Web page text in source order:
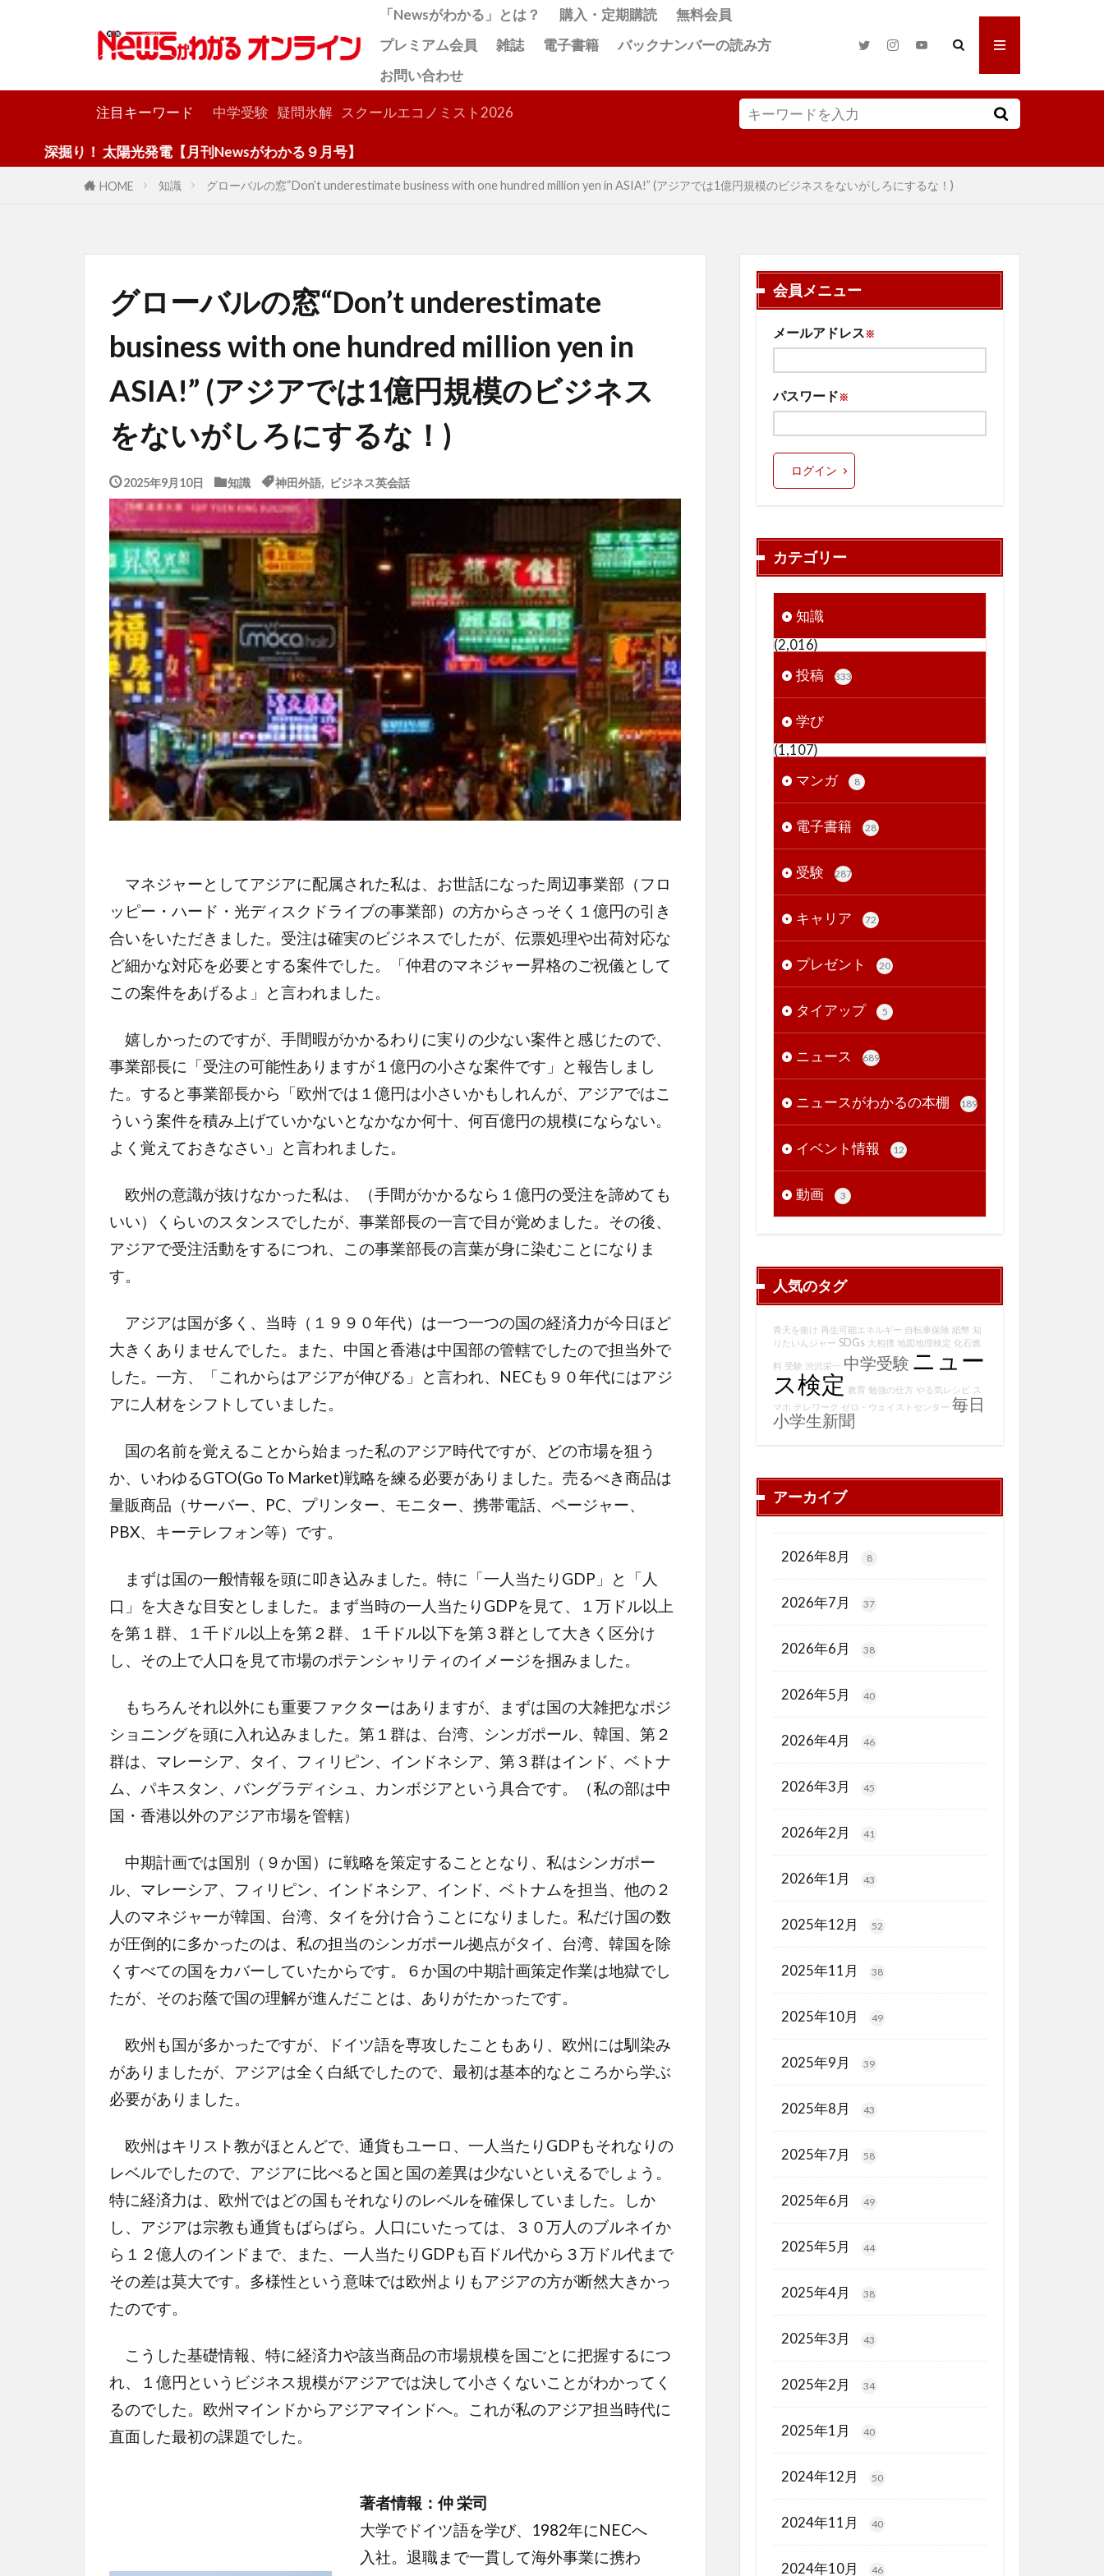
「Newsがわかる」とは？ 購入・定期購読
無料会員
プレミアム会員
雑誌 電子書籍
バックナンバーの読み方
お問い合わせ
注目キーワード 中学受験 疑問氷解 スクールエコノミスト2026
太陽光発電【月刊Newsがわかる９月号】
HOME 知識 グローバルの窓“Don’t underestimate business with one hundred million yen in ASIA!” (アジアでは1億円規模のビジネスをないがしろにするな！)
グローバルの窓“Don’t underestimate
business with one hundred million yen in
ASIA!” (アジアでは1億円規模のビジネス
をないがしろにするな！)
2025年9月10日 知識 神田外語, ビジネス英会話
マネジャーとしてアジアに配属された私は、お世話になった周辺事業部（フロ
ッピー・ハード・光ディスクドライブの事業部）の方からさっそく１億円の引き
合いをいただきました。受注は確実のビジネスでしたが、伝票処理や出荷対応な
ど細かな対応を必要とする案件でした。「仲君のマネジャー昇格のご祝儀として
この案件をあげるよ」と言われました。
嬉しかったのですが、手間暇がかかるわりに実りの少ない案件と感じたので、
事業部長に「受注の可能性ありますが１億円の小さな案件です」と報告しまし
た。すると事業部長から「欧州では１億円は小さいかもしれんが、アジアではこ
ういう案件を積み上げていかないとなかなか何十、何百億円の規模にならない。
よく覚えておきなさい」と言われました。
欧州の意識が抜けなかった私は、（手間がかかるなら１億円の受注を諦めても
いい）くらいのスタンスでしたが、事業部長の一言で目が覚めました。その後、
アジアで受注活動をするにつれ、この事業部長の言葉が身に染むことになりま
す。
アジアは国が多く、当時（１９９０年代）は一つ一つの国の経済力が今日ほど
大きくありませんでした。また、中国と香港は中国部の管轄でしたので担当外で
した。一方、「これからはアジアが伸びる」と言われ、NECも９０年代にはアジ
アに人材をシフトしていました。
国の名前を覚えることから始まった私のアジア時代ですが、どの市場を狙う
か、いわゆるGTO(Go To Market)戦略を練る必要がありました。売るべき商品は
量販商品（サーバー、PC、プリンター、モニター、携帯電話、ページャー、
PBX、キーテレフォン等）です。
まずは国の一般情報を頭に叩き込みました。特に「一人当たりGDP」と「人
口」を大きな目安としました。まず当時の一人当たりGDPを見て、１万ドル以上
を第１群、１千ドル以上を第２群、１千ドル以下を第３群として大きく区分け
し、その上で人口を見て市場のポテンシャリティのイメージを掴みました。
もちろんそれ以外にも重要ファクターはありますが、まずは国の大雑把なポジ
ショニングを頭に入れ込みました。第１群は、台湾、シンガポール、韓国、第２
群は、マレーシア、タイ、フィリピン、インドネシア、第３群はインド、ベトナ
ム、パキスタン、バングラディシュ、カンボジアという具合です。（私の部は中
国・香港以外のアジア市場を管轄）
中期計画では国別（９か国）に戦略を策定することとなり、私はシンガポー
ル、マレーシア、フィリピン、インドネシア、インド、ベトナムを担当、他の２
人のマネジャーが韓国、台湾、タイを分け合うことになりました。私だけ国の数
が圧倒的に多かったのは、私の担当のシンガポール拠点がタイ、台湾、韓国を除
くすべての国をカバーしていたからです。６か国の中期計画策定作業は地獄でし
たが、そのお蔭で国の理解が進んだことは、ありがたかったです。
欧州も国が多かったですが、ドイツ語を専攻したこともあり、欧州には馴染み
がありましたが、アジアは全く白紙でしたので、最初は基本的なところから学ぶ
必要がありました。
欧州はキリスト教がほとんどで、通貨もユーロ、一人当たりGDPもそれなりの
レベルでしたので、アジアに比べると国と国の差異は少ないといえるでしょう。
特に経済力は、欧州ではどの国もそれなりのレベルを確保していました。しか
し、アジアは宗教も通貨もばらばら。人口にいたっては、３０万人のブルネイか
ら１２億人のインドまで、また、一人当たりGDPも百ドル代から３万ドル代まで
その差は莫大です。多様性という意味では欧州よりもアジアの方が断然大きかっ
たのです。
こうした基礎情報、特に経済力や該当商品の市場規模を国ごとに把握するにつ
れ、１億円というビジネス規模がアジアでは決して小さくないことがわかってく
るのでした。欧州マインドからアジアマインドへ。これが私のアジア担当時代に
直面した最初の課題でした。
著者情報：仲 栄司
大学でドイツ語を学び、1982年にNECへ
入社。退職まで一貫して海外事業に携わ
会員メニュー
メールアドレス※
パスワード※
ログイン
カテゴリー
知識
(2,016)
投稿
333
学び
(1,107)
マンガ
8
電子書籍 28
受験 287
キャリア 72
プレゼント 20
タイアップ 5
ニュース 689
ニュースがわかるの本棚 189
イベント情報 12
動画 3
人気のタグ
青天を衝け 再生可能エネルギー 自転車保険 紙幣 知
りたいんジャー SDGs 大相撲 地図地理検定 化石燃
料 受験 渋沢栄一 中学受験 ニュー
ス検定 教育 勉強の仕方 やる気レシピ
ス
マホ テレワーク ゼロ・ウェイストセンター 毎日
小学生新聞
アーカイブ
2026年8月 8
2026年7月 37
2026年6月 38
2026年5月 40
2026年4月 46
2026年3月 45
2026年2月 41
2026年1月 43
2025年12月 52
2025年11月 38
2025年10月 49
2025年9月 39
2025年8月 43
2025年7月 58
2025年6月 49
2025年5月 44
2025年4月 38
2025年3月 43
2025年2月 34
2025年1月 40
2024年12月 50
2024年11月 40
2024年10月 46
検索